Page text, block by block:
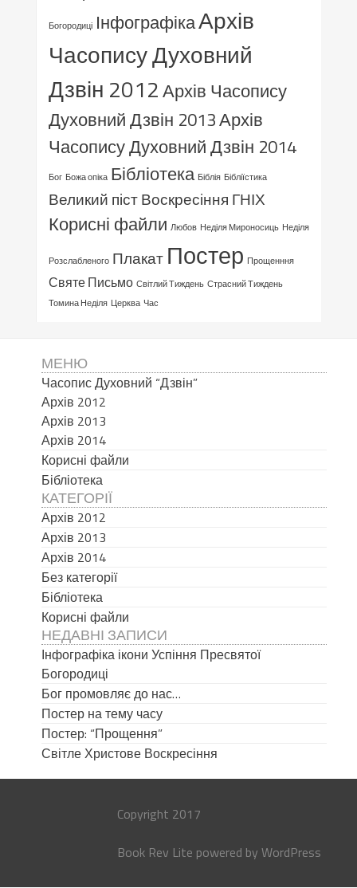
Богородиці ІнфографікаАрхів
Часопису Духовний
Дзвін 2012Архів Часопису
Духовний Дзвін 2013Архів
Часопису Духовний Дзвін 2014
Бог Божа опіка Бібліотека Біблія Бібліїстика
Великий пістВоскресіння ГНІХ
Корисні файли Любов Неділя Мироносиць Неділя
Розслабленого Плакат Постер Прощенння
Святе Письмо Світлий Тиждень Страсний Тиждень
Томина Неділя Церква Час
МЕНЮ
Часопис Духовний “Дзвін”
Архів 2012
Архів 2013
Архів 2014
Корисні файли
Бібліотека
КАТЕГОРІЇ
Архів 2012
Архів 2013
Архів 2014
Без категорії
Бібліотека
Корисні файли
НЕДАВНІ ЗАПИСИ
Інфографіка ікони Успіння Пресвятої
Богородиці
Бог промовляє до нас…
Постер на тему часу
Постер: “Прощення”
Світле Христове Воскресіння
Copyright 2017
Book Rev Lite powered byWordPress